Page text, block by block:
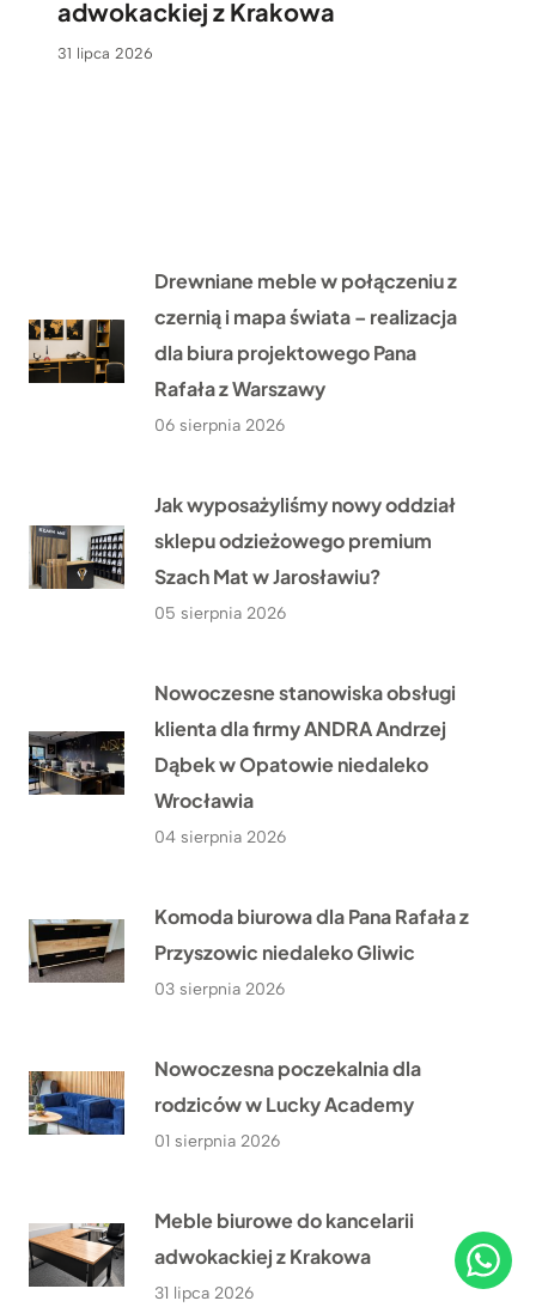
adwokackiej z Krakowa
31 lipca 2026
Drewniane meble w połączeniu z
czernią i mapa świata – realizacja
dla biura projektowego Pana
Rafała z Warszawy
06 sierpnia 2026
Jak wyposażyliśmy nowy oddział
sklepu odzieżowego premium
Szach Mat w Jarosławiu?
05 sierpnia 2026
Nowoczesne stanowiska obsługi
klienta dla firmy ANDRA Andrzej
Dąbek w Opatowie niedaleko
Wrocławia
04 sierpnia 2026
Komoda biurowa dla Pana Rafała z
Przyszowic niedaleko Gliwic
03 sierpnia 2026
Nowoczesna poczekalnia dla
rodziców w Lucky Academy
01 sierpnia 2026
Meble biurowe do kancelarii
adwokackiej z Krakowa
31 lipca 2026